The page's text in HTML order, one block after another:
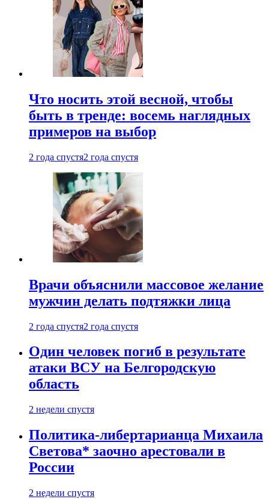
Что носить этой весной, чтобы
быть в тренде: восемь наглядных
примеров на выбор
2 года спустя2 года спустя
Врачи объяснили массовое желание
мужчин делать подтяжки лица
2 года спустя2 года спустя
Один человек погиб в результате
атаки ВСУ на Белгородскую
область
2 недели спустя
Политика-либертарианца Михаила
Светова* заочно арестовали в
России
2 недели спустя